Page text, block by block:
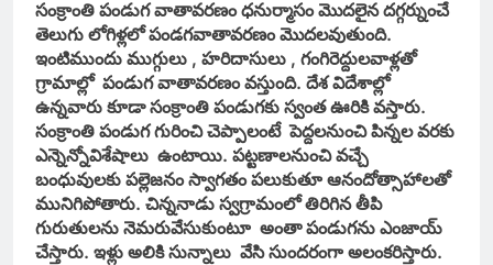
సంక్రాంతి పండుగ వాతావరణంధనుర్మాసం మొదలైన దగ్గర్నుంచే
తెలుగు లోగిళ్లలో పండగవాతావరణం మొదలవుతుంది.
ఇంటిముందు ముగ్గులు , హరిదాసులు , గంగిరెద్దులవాళ్లతో
గ్రామాల్లో పండుగ వాతావరణం వస్తుంది. దేశ విదేశాల్లో
ఉన్నవారు కూడా సంక్రాంతి పండుగకు స్వంత ఊరికి వస్తారు.
సంక్రాంతి పండుగ గురించి చెప్పాలంటే పెద్దలనుంచి పిన్నల వరకు
ఎన్నెన్నోవిశేషాలు ఉంటాయి. పట్టణాలనుంచి వచ్చే
బంధువులకు పల్లెజనం స్వాగతం పలుకుతూ ఆనందోత్సాహాలతో
మునిగిపోతారు. చిన్ననాడు స్వగ్రామంలో తిరిగిన తీపి
గురుతులను నెమరువేసుకుంటూ అంతా పండుగను ఎంజాయ్
చేస్తారు. ఇళ్లు అలికి సున్నాలు వేసి సుందరంగా అలంకరిస్తారు.